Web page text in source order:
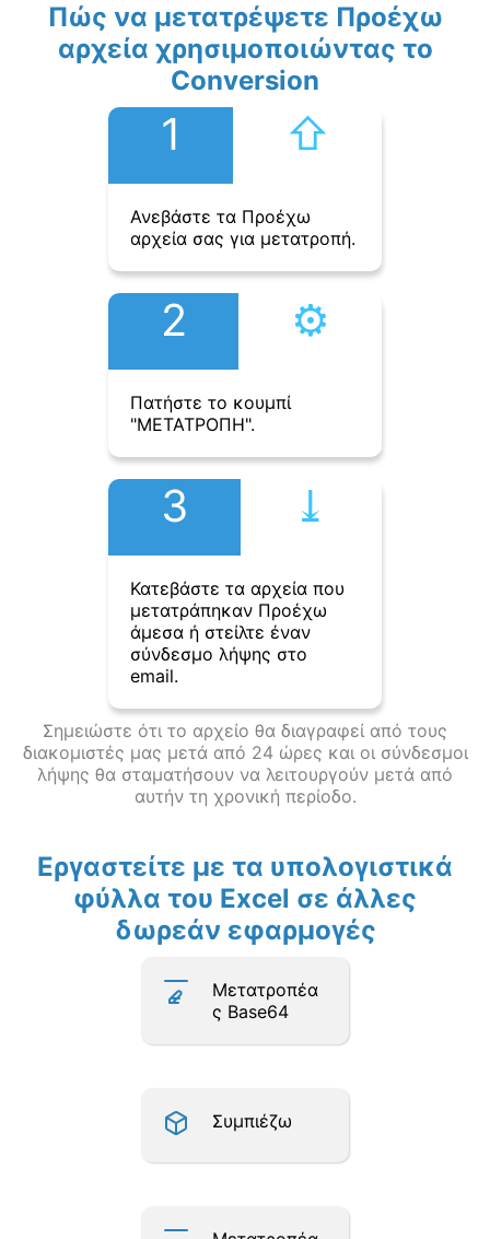
Πώς να μετατρέψετε Προέχω
αρχεία χρησιμοποιώντας το
Conversion
1 ⇧︎
Ανεβάστε τα Προέχω
αρχεία σας για μετατροπή.
2 ⚙︎
Πατήστε το κουμπί
"ΜΕΤΑΤΡΟΠΗ".
3 ⤓︎
Κατεβάστε τα αρχεία που
μετατράπηκαν Προέχω
άμεσα ή στείλτε έναν
σύνδεσμο λήψης στο
email.
Σημειώστε ότι το αρχείο θα διαγραφεί από τους
διακομιστές μας μετά από 24 ώρες και οι σύνδεσμοι
λήψης θα σταματήσουν να λειτουργούν μετά από
αυτήν τη χρονική περίοδο.
Εργαστείτε με τα υπολογιστικά
φύλλα του Excel σε άλλες
δωρεάν εφαρμογές
Μετατροπέα
ς Base64
Συμπιέζω